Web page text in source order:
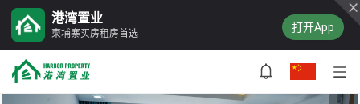
港湾置业
柬埔寨买房租房首选 打开App